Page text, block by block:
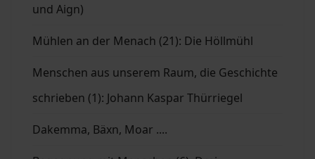
und Aign)
Mühlen an der Menach (21): Die Höllmühl
Menschen aus unserem Raum, die Geschichte
schrieben (1): Johann Kaspar Thürriegel
Dakemma, Bäxn, Moar ....